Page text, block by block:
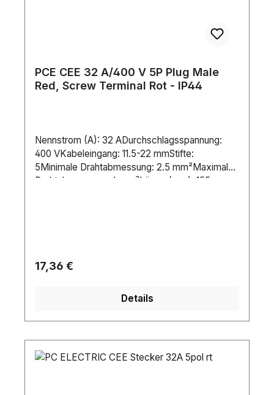
PCE CEE 32 A/400 V 5P Plug Male
Red, Screw Terminal Rot - IP44
Nennstrom (A): 32 ADurchschlagsspannung:
400 VKabeleingang: 11.5-22 mmStifte:
5Minimale Drahtabmessung: 2.5 mm²Maximale
Drahtabmessung: 6 mm²Länge (mm): 155
Regulärer Preis:
17,36 €
Details